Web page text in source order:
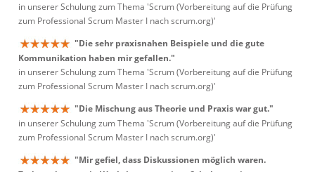
in unserer Schulung zum Thema 'Scrum (Vorbereitung auf die Prüfung
zum Professional Scrum Master I nach scrum.org)'
"Die sehr praxisnahen Beispiele und die gute
Kommunikation haben mir gefallen."
in unserer Schulung zum Thema 'Scrum (Vorbereitung auf die Prüfung
zum Professional Scrum Master I nach scrum.org)'
"Die Mischung aus Theorie und Praxis war gut."
in unserer Schulung zum Thema 'Scrum (Vorbereitung auf die Prüfung
zum Professional Scrum Master I nach scrum.org)'
"Mir gefiel, dass Diskussionen möglich waren.